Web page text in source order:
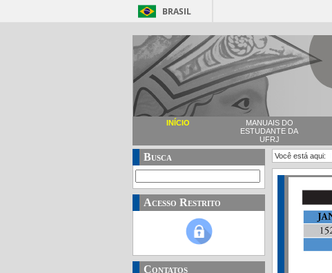
BRASIL
INÍCIO
MANUAIS DO
ESTUDANTE DA
UFRJ
Busca
Acesso Restrito
Contatos
Você está aqui: